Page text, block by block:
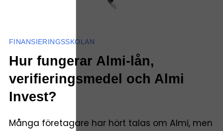
FINANSIERINGSSKOLAN
Hur fungerar Almi-lån,
verifieringsmedel och Almi
Invest?
Många företagare har hört talas om Almi, men